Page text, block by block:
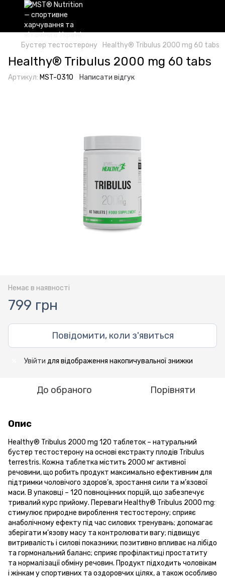
Бустер тестостерону Healthy® Tribulus 2000 mg 60 tabs
Healthy® Tribulus 2000 mg 60 tabs
Артикул: MST-0310 Написати відгук
Немає в наявності
799 грн
Повідомити, коли з'явиться
Увійти для відображення накопичувальної знижки
До обраного Порівняти
Опис
Healthy® Tribulus 2000 mg 120 таблеток – натуральний
бустер тестостерону на основі екстракту плодів Tribulus
terrestris. Кожна таблетка містить 2000 мг активної
речовини, що робить продукт максимально ефективним для
підтримки чоловічого здоров’я, зростання сили та м’язової
маси. В упаковці – 120 повноцінних порцій, що забезпечує
тривалий курс прийому. Переваги Healthy® Tribulus 2000 mg:
стимулює природне вироблення тестостерону; сприяє
анаболічному ефекту під час силових тренувань; допомагає
зберігати м’язову масу та контролювати вагу; підвищує
витривалість і силові показники; позитивно впливає на лібідо
та гормональний баланс; сприяє профілактиці простатиту
та нормалізації обміну речовин. Продукт підходить чоловікам
і жінкам у спортивних та оздоровчих цілях, а також особливо